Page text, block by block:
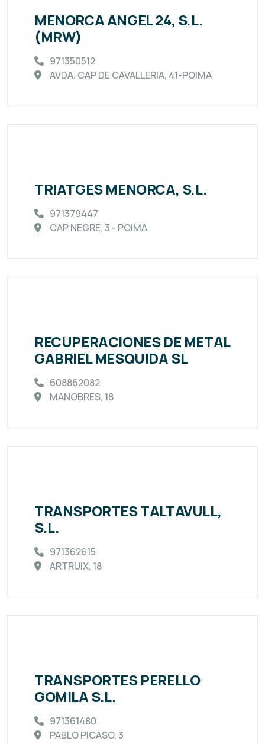
MENORCA ANGEL 24, S.L.
(MRW)
971350512
AVDA. CAP DE CAVALLERIA, 41-POIMA
TRIATGES MENORCA, S.L.
971379447
CAP NEGRE, 3 - POIMA
RECUPERACIONES DE METAL
GABRIEL MESQUIDA SL
608862082
MANOBRES, 18
TRANSPORTES TALTAVULL,
S.L.
971362615
ARTRUIX, 18
TRANSPORTES PERELLO
GOMILA S.L.
971361480
PABLO PICASO, 3